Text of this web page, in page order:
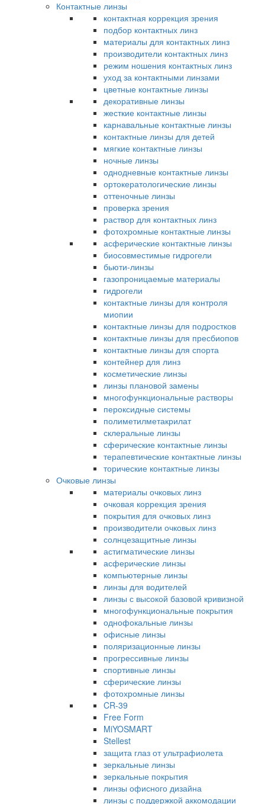
Контактные линзы
контактная коррекция зрения
подбор контактных линз
материалы для контактных линз
производители контактных линз
режим ношения контактных линз
уход за контактными линзами
цветные контактные линзы
декоративные линзы
жесткие контактные линзы
карнавальные контактные линзы
контактные линзы для детей
мягкие контактные линзы
ночные линзы
однодневные контактные линзы
ортокератологические линзы
оттеночные линзы
проверка зрения
раствор для контактных линз
фотохромные контактные линзы
асферические контактные линзы
биосовместимые гидрогели
бьюти-линзы
газопроницаемые материалы
гидрогели
контактные линзы для контроля
миопии
контактные линзы для подростков
контактные линзы для пресбиопов
контактные линзы для спорта
контейнер для линз
косметические линзы
линзы плановой замены
многофункциональные растворы
пероксидные системы
полиметилметакрилат
склеральные линзы
сферические контактные линзы
терапевтические контактные линзы
торические контактные линзы
Очковые линзы
материалы очковых линз
очковая коррекция зрения
покрытия для очковых линз
производители очковых линз
солнцезащитные линзы
астигматические линзы
асферические линзы
компьютерные линзы
линзы для водителей
линзы с высокой базовой кривизной
многофункциональные покрытия
однофокальные линзы
офисные линзы
поляризационные линзы
прогрессивные линзы
спортивные линзы
сферические линзы
фотохромные линзы
CR-39
Free Form
MiYOSMART
Stellest
защита глаз от ультрафиолета
зеркальные линзы
зеркальные покрытия
линзы офисного дизайна
линзы с поддержкой аккомодации